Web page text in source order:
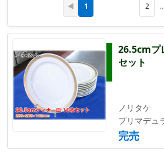
◀ 1 2
26.5cmプ
セット
ノリタケ
プリマデュ
完売